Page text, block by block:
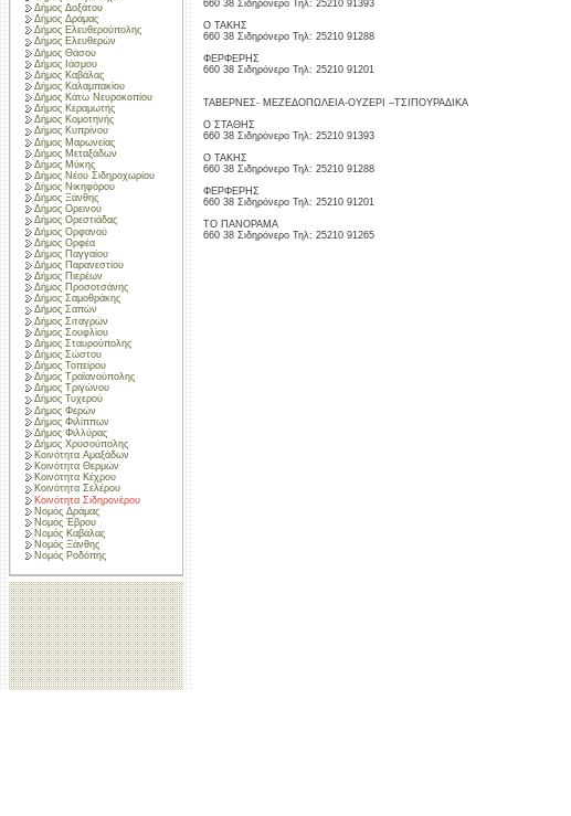
Δήμος Δοξάτου
Δήμος Δράμας
Δήμος Ελευθερούπολης
Δήμος Ελευθερών
Δήμος Θάσου
Δήμος Ιάσμου
Δήμος Καβάλας
Δήμος Καλαμπακίου
Δήμος Κάτω Νευροκοπίου
Δήμος Κεραμωτής
Δήμος Κομοτηνής
Δήμος Κυπρίνου
Δήμος Μαρωνείας
Δήμος Μεταξάδων
Δήμος Μύκης
Δήμος Νέου Σιδηροχωρίου
Δήμος Νικηφόρου
Δήμος Ξάνθης
Δήμος Ορεινού
Δήμος Ορεστιάδας
Δήμος Ορφανού
Δήμος Ορφέα
Δήμος Παγγαίου
Δήμος Παρανεστίου
Δήμος Πιερέων
Δήμος Προσοτσάνης
Δήμος Σαμοθράκης
Δήμος Σαπών
Δήμος Σιταγρών
Δήμος Σουφλίου
Δήμος Σταυρούπολης
Δήμος Σώστου
Δήμος Τοπείρου
Δήμος Τραϊανούπολης
Δήμος Τριγώνου
Δήμος Τυχερού
Δήμος Φερών
Δήμος Φιλίππων
Δήμος Φιλλύρας
Δήμος Χρυσούπολης
Κοινότητα Αμαξάδων
Κοινότητα Θερμών
Κοινότητα Κέχρου
Κοινότητα Σελέρου
Κοινότητα Σιδηρονέρου
Νομός Δράμας
Νομός Έβρου
Νομός Καβάλας
Νομός Ξάνθης
Νομός Ροδόπης
660 38 Σιδηρόνερο Τηλ: 25210 91393
Ο ΤΑΚΗΣ
660 38 Σιδηρόνερο Τηλ: 25210 91288
ΦΕΡΦΕΡΗΣ
660 38 Σιδηρόνερο Τηλ: 25210 91201
ΤΑΒΕΡΝΕΣ- ΜΕΖΕΔΟΠΩΛΕΙΑ-ΟΥΖΕΡΙ –ΤΣΙΠΟΥΡΑΔΙΚΑ
Ο ΣΤΑΘΗΣ
660 38 Σιδηρόνερο Τηλ: 25210 91393
Ο ΤΑΚΗΣ
660 38 Σιδηρόνερο Τηλ: 25210 91288
ΦΕΡΦΕΡΗΣ
660 38 Σιδηρόνερο Τηλ: 25210 91201
ΤΟ ΠΑΝΟΡΑΜΑ
660 38 Σιδηρόνερο Τηλ: 25210 91265